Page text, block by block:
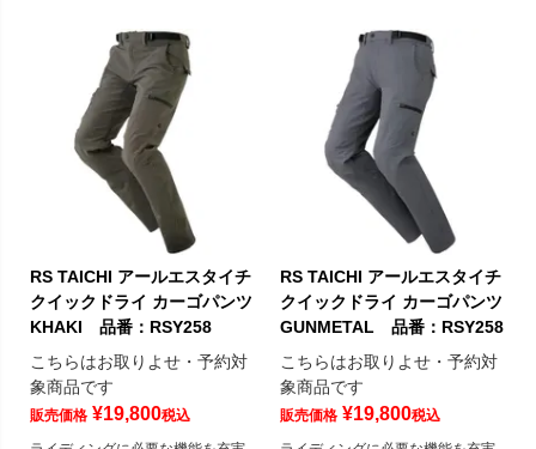
RS TAICHI アールエスタイチ
クイックドライ カーゴパンツ
KHAKI 品番：RSY258
こちらはお取りよせ・予約対
象商品です
販売価格 ¥19,800税込
RS TAICHI アールエスタイチ
クイックドライ カーゴパンツ
GUNMETAL 品番：RSY258
こちらはお取りよせ・予約対
象商品です
販売価格 ¥19,800税込